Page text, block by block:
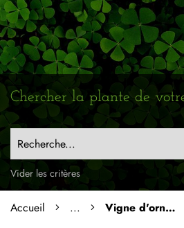
Chercher la plante de
Recherche...
Vider les critères
Accueil ... Vigne d'ornement, vigne de coignet.